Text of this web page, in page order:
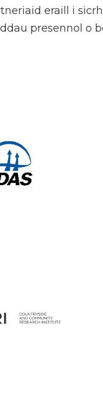
eraill i
presennol o